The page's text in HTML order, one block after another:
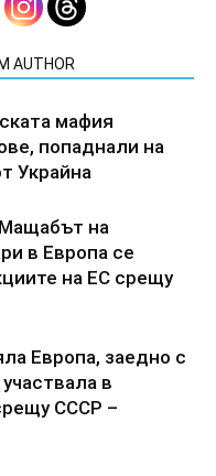
AUTHOR
мафия
попаднали на
Украйна
на
в Европа се
на ЕС срещу
Европа, заедно с
в
СССР –